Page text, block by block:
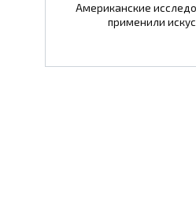
Американские
применили